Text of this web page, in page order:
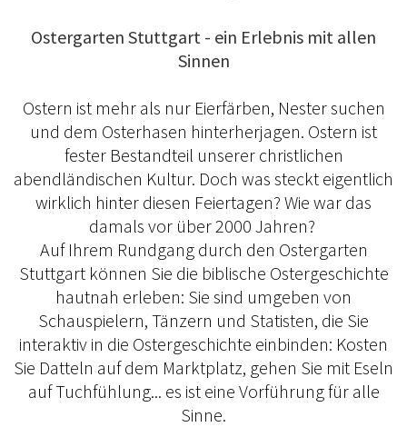
Ostergarten Stuttgart - ein Erlebnis mit allen
Sinnen
Ostern ist mehr als nur Eierfärben, Nester suchen
und dem Osterhasen hinterherjagen. Ostern ist
fester Bestandteil unserer christlichen
abendländischen Kultur. Doch was steckt eigentlich
wirklich hinter diesen Feiertagen? Wie war das
damals vor über 2000 Jahren?
Auf Ihrem Rundgang durch den Ostergarten
Stuttgart können Sie die biblische Ostergeschichte
hautnah erleben: Sie sind umgeben von
Schauspielern, Tänzern und Statisten, die Sie
interaktiv in die Ostergeschichte einbinden: Kosten
Sie Datteln auf dem Marktplatz, gehen Sie mit Eseln
auf Tuchfühlung... es ist eine Vorführung für alle
Sinne.